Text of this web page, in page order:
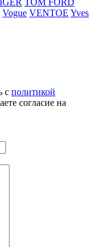
TOM FORD
Vogue VENTOE Yves
с политикой
согласие на